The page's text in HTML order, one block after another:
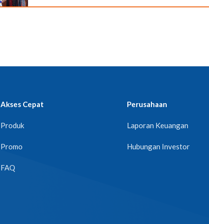
Akses Cepat
Produk
Promo
FAQ
Perusahaan
Laporan Keuangan
Hubungan Investor